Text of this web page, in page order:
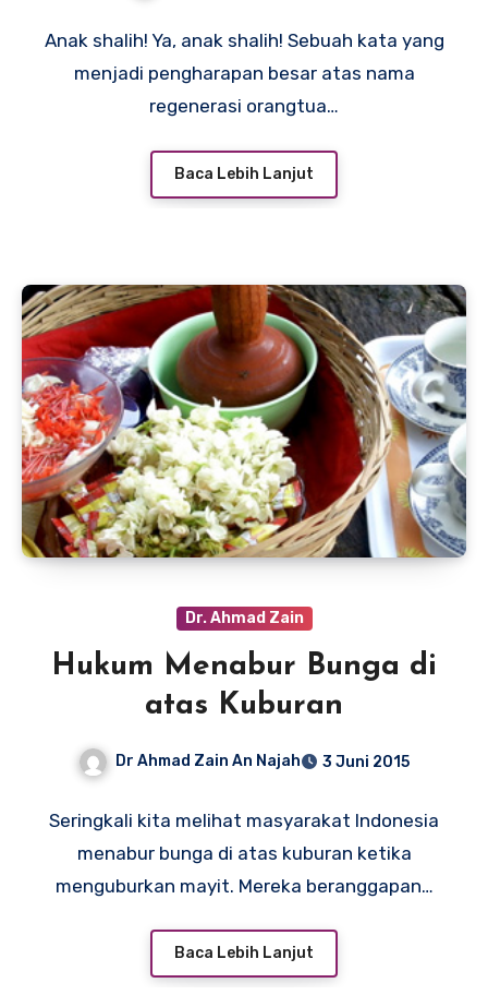
Anak shalih! Ya, anak shalih! Sebuah kata yang
menjadi pengharapan besar atas nama
regenerasi orangtua…
Baca Lebih Lanjut
Dr. Ahmad Zain
Hukum Menabur Bunga di
atas Kuburan
Dr Ahmad Zain An Najah 3 Juni 2015
Seringkali kita melihat masyarakat Indonesia
menabur bunga di atas kuburan ketika
menguburkan mayit. Mereka beranggapan…
Baca Lebih Lanjut